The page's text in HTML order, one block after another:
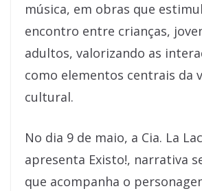
música, em obras que
encontro entre crianças,
adultos, valorizando as
como elementos centrais da
cultural.
No dia 9 de maio, a Cia. La
apresenta Existo!, narrativa
que acompanha o